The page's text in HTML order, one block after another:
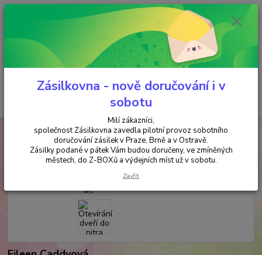
Minimální hodnota objednávky je 200 kč. Při nákupu nad 2000,- Kč je
požadována platba předem na účet.
Menu
+420 737 737 037
(Po-Pá, 9-18 hod.)
za
ANTIKVARIÁT Otevírání dveří do nitra
Otevírání dveří do nitra
Zásilkovna - nově doručování i v
sobotu
Milí zákazníci,
společnost Zásilkovna zavedla pilotní provoz sobotního
doručování zásilek v Praze, Brně a v Ostravě.
Zásilky podané v pátek Vám budou doručeny, ve zmíněných
městech, do Z-BOXů a výdejních míst už v sobotu.
Zavřít